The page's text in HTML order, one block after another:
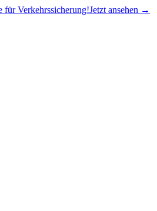
für Verkehrssicherung!Jetzt ansehen →